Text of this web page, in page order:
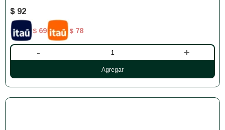
$ 92
$ 69 $ 78
- +